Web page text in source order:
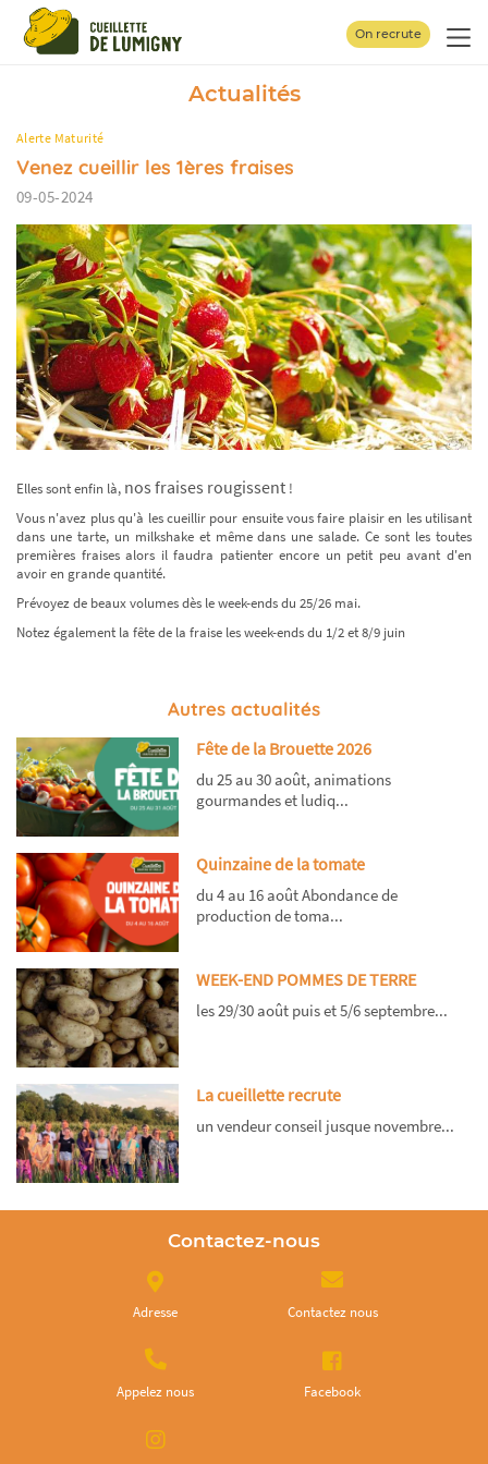
On recrute
Actualités
Alerte Maturité
Venez cueillir les 1ères fraises
09-05-2024
Elles sont enfin là, nos fraises rougissent !
Vous n'avez plus qu'à les cueillir pour ensuite vous faire plaisir en les utilisant
dans une tarte, un milkshake et même dans une salade. Ce sont les toutes
premières fraises alors il faudra patienter encore un petit peu avant d'en
avoir en grande quantité.
Prévoyez de beaux volumes dès le week-ends du 25/26 mai.
Notez également la fête de la fraise les week-ends du 1/2 et 8/9 juin
Autres actualités
Fête de la Brouette 2026
du 25 au 30 août, animations
gourmandes et ludiq...
Quinzaine de la tomate
du 4 au 16 août Abondance de
production de toma...
WEEK-END POMMES DE TERRE
les 29/30 août puis et 5/6 septembre...
La cueillette recrute
un vendeur conseil jusque novembre...
Contactez-nous
Adresse Contactez nous
Appelez nous Facebook
Panneau de gestion des cookies